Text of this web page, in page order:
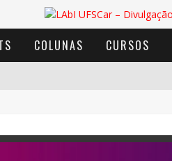
COLUNAS CURSOS
COM OS MOINHOS DE VENTO